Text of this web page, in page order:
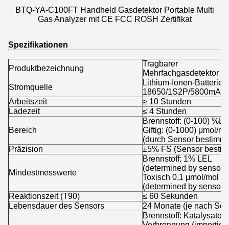
BTQ-YA-C100FT Handheld Gasdetektor Portable Multi
Gas Analyzer mit CE FCC ROSH Zertifikat
Spezifikationen
Produktbezeichnung
Tragbarer
Mehrfachgasdetektor
Stromquelle
Lithium-Ionen-Batterie
18650/1S2P/
Arbeitszeit
≥ 10 Stunden
Ladezeit
≤ 4 Stunden
Bereich
Brennstoff: (0-100)
Giftig: (0-1000) μmol/
(durch Sensor
Präzision
±5% FS (Sensor
Mindestmesswerte
Brennstoff: 1% LEL
(determined by sensor)
Toxisch 0,1 μmol/mol
(determined by sensor)
Reaktionszeit (T90)
≤ 60 Sekunden
Lebensdauer des Sensors
24 Monate (je nach
Brennstoff: